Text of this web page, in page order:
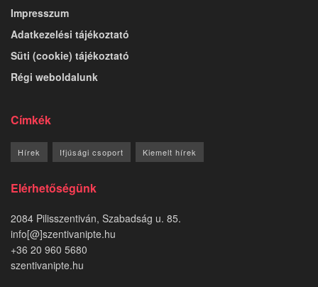
Impresszum
Adatkezelési tájékoztató
Süti (cookie) tájékoztató
Régi weboldalunk
Címkék
Hírek Ifjúsági csoport Kiemelt hírek
Elérhetőségünk
2084 Pilisszentiván, Szabadság u. 85.
info[@]szentivanipte.hu
+36 20 960 5680
szentivanipte.hu